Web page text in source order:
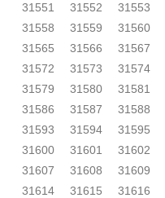
31551
31552 31553
31558
31559 31560
31565
31566 31567
31572
31573 31574
31579
31580 31581
31586
31587 31588
31593
31594 31595
31600
31601 31602
31607
31608 31609
31614
31615 31616